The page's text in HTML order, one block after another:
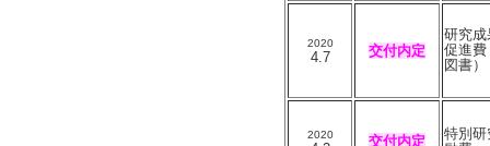
2020
4.7 交付内定
研究成
促進費
図書）
2020 交付内定
特別研